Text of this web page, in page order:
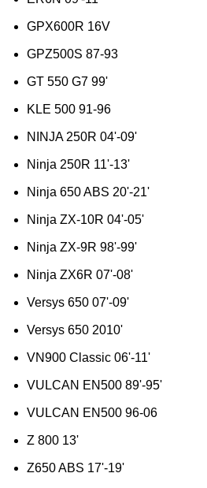
GPX600R 16V
GPZ500S 87-93
GT 550 G7 99'
KLE 500 91-96
NINJA 250R 04'-09'
Ninja 250R 11'-13'
Ninja 650 ABS 20'-21'
Ninja ZX-10R 04'-05'
Ninja ZX-9R 98'-99'
Ninja ZX6R 07'-08'
Versys 650 07'-09'
Versys 650 2010'
VN900 Classic 06'-11'
VULCAN EN500 89'-95'
VULCAN EN500 96-06
Z 800 13'
Z650 ABS 17'-19'